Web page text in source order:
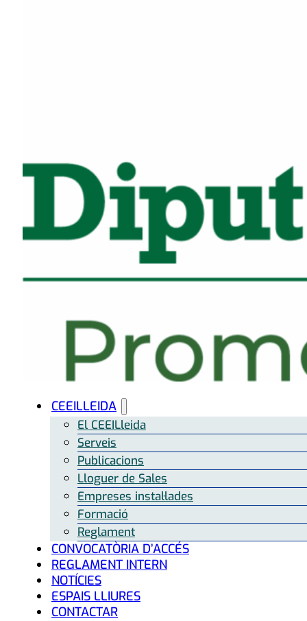
CEEILLEIDA
El CEEILleida
Serveis
Publicacions
Lloguer de Sales
Empreses instal·lades
Formació
Reglament
CONVOCATÒRIA D’ACCÉS
REGLAMENT INTERN
NOTÍCIES
ESPAIS LLIURES
CONTACTAR